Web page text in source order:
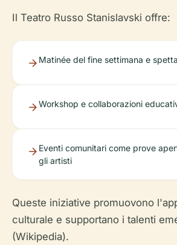
Il Teatro Russo Stanislavski offre:
Matinée del fine settimana e
Workshop e collaborazioni
Eventi comunitari come prove
gli artisti
Queste iniziative promuovono
culturale e supportano i talenti
(Wikipedia).